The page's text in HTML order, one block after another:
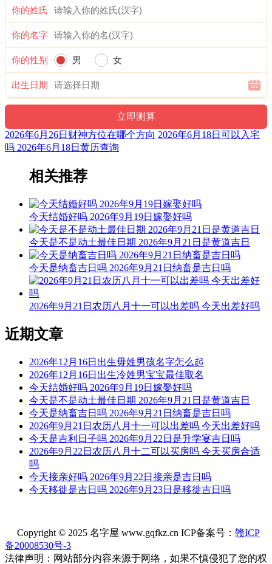
吉，白天凶。
文。后来传至日本，并于当地流行，而在中国影响日渐式微。
阳贵神：东南 月相：娥眉新月 岁破位：正北
阴贵神：正东 物候：反舌无声 犯太岁：马,鼠,牛,兔
十二值神：朱雀 — 凶：俗称“大黑道日”。古籍云：天讼星，
利用公事，常人凶，诸事忌用，谨防争讼。
十二值日：执执位 — 吉：：吉：俗称“小黄道日”。吉。依古
籍观点，此日宜建屋、种植、捕捉；忌移居、出行、开
业。“执”有“执行、施行，掌握、控制，捉拿、拘捕”等意，建
房、种植、捕捉与此类意思相近，而移居、出行、开业则与其
开业”之说。
诗云：
执日威仪总等权，得遇之星出大贤；捉贼擒盗马到成，入宅进
火亦安太。
结婚嫁娶宜慎用，见官词讼可为吉；开山放水有阻碍，参看时
通至有益。
根据该日的黄历信息分析可得，2026年6月18日为黑道日，就
民间说法来看，黑道日不利行事，若这一日养殖，可能会有不
好的影响， 但黑道日并不是完全忌讳养殖，若怕带来不好的
影响，云玥取名网请您可以另选个黄道吉日进行哦。
每日五行穿衣指南
【大吉色】绿色、青色、青绿、翠绿
被今天五行生。寓意容易得到贵人的帮助，事事顺心如意。人
缘和异性缘也会变得非常好，对身边的人来说显得格外有魅
与今天五行同。寓意幸运眷顾，做事顺利，有助于合作和谈判
的进行，实现共赢。这是一个很好的机会，不要犹豫，勇敢迈
你的姓氏
你的名字
你的性别 男 女
出生日期
2026年6月26日财神方位在哪个方向 2026年6月18日可以入宅
吗 2026年6月18日黄历查询
相关推荐
今天结婚好吗 2026年9月19日嫁娶好吗
今天是不是动土最佳日期 2026年9月21日是黄道吉日
今天是纳畜吉日吗 2026年9月21日纳畜是吉日吗
2026年9月21日农历八月十一可以出差吗 今天出差好吗
近期文章
2026年12月16日出生毋姓男孩名字怎么起
2026年12月16日出生冷姓男宝宝最佳取名
今天结婚好吗 2026年9月19日嫁娶好吗
今天是不是动土最佳日期 2026年9月21日是黄道吉日
今天是纳畜吉日吗 2026年9月21日纳畜是吉日吗
2026年9月21日农历八月十一可以出差吗 今天出差好吗
今天是吉利日子吗 2026年9月22日是升学宴吉日吗
2026年9月22日农历八月十二可以买房吗 今天买房合适
吗
今天接亲好吗 2026年9月22日接亲是吉日吗
今天移徙是吉日吗 2026年9月23日是移徙吉日吗
Copyright © 2025 名字屋 www.gqfkz.cn ICP备案号： 赣ICP
备20008530号-3
法律声明：网站部分内容来源于网络，如果不慎侵犯了您的权